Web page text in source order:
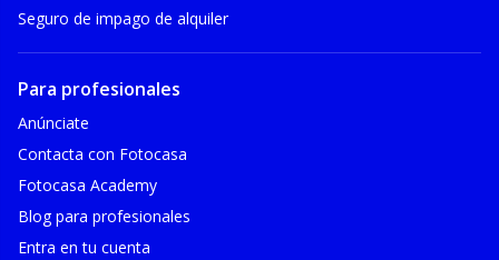
Seguro de impago de alquiler
Para profesionales
Anúnciate
Contacta con Fotocasa
Fotocasa Academy
Blog para profesionales
Entra en tu cuenta